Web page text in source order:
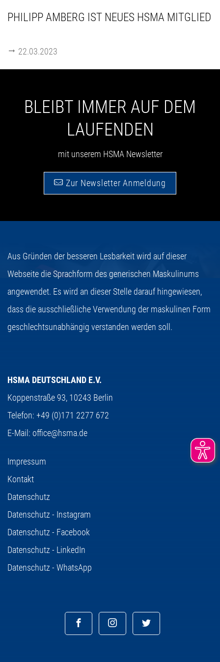
PHILIPP AMBERG IST NEUES HSMA MITGLIED
22.03.2023
BLEIBT IMMER AUF DEM
LAUFENDEN
mit unserem HSMA Newsletter
Zur Newsletter Anmeldung
Aus Gründen der besseren Lesbarkeit wird auf dieser
Webseite die Sprachform des generischen Maskulinums
angewendet. Es wird an dieser Stelle darauf hingewiesen,
dass die ausschließliche Verwendung der maskulinen Form
geschlechtsunabhängig verstanden werden soll.
HSMA DEUTSCHLAND E.V.
Koppenstraße 93, 10243 Berlin
Telefon: +49 (0)171 2277 672
E-Mail: office@hsma.de
Impressum
Kontakt
Datenschutz
Datenschutz - Instagram
Datenschutz - Facebook
Datenschutz - LinkedIn
Datenschutz - WhatsApp